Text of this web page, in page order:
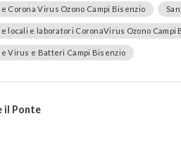
Corona Virus Ozono Campi Bisenzio
locali e laboratori CoronaVirus Ozono Campi
Virus e Batteri Campi Bisenzio
il Ponte